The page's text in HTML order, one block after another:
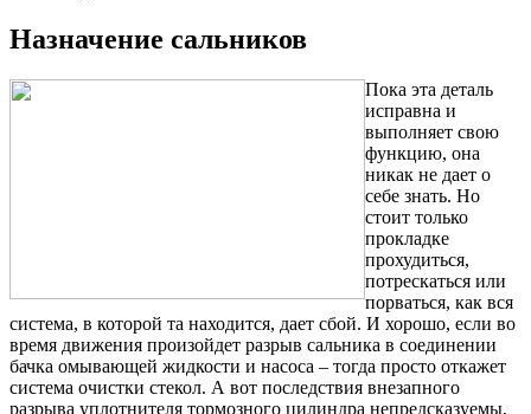
Назначение сальников
Пока эта деталь
исправна и
выполняет свою
функцию, она
никак не дает о
себе знать. Но
стоит только
прокладке
прохудиться,
потрескаться или
порваться, как вся
система, в которой та находится, дает сбой. И хорошо, если во
время движения произойдет разрыв сальника в соединении
бачка омывающей жидкости и насоса – тогда просто откажет
система очистки стекол. А вот последствия внезапного
разрыва уплотнителя тормозного цилиндра непредсказуемы,